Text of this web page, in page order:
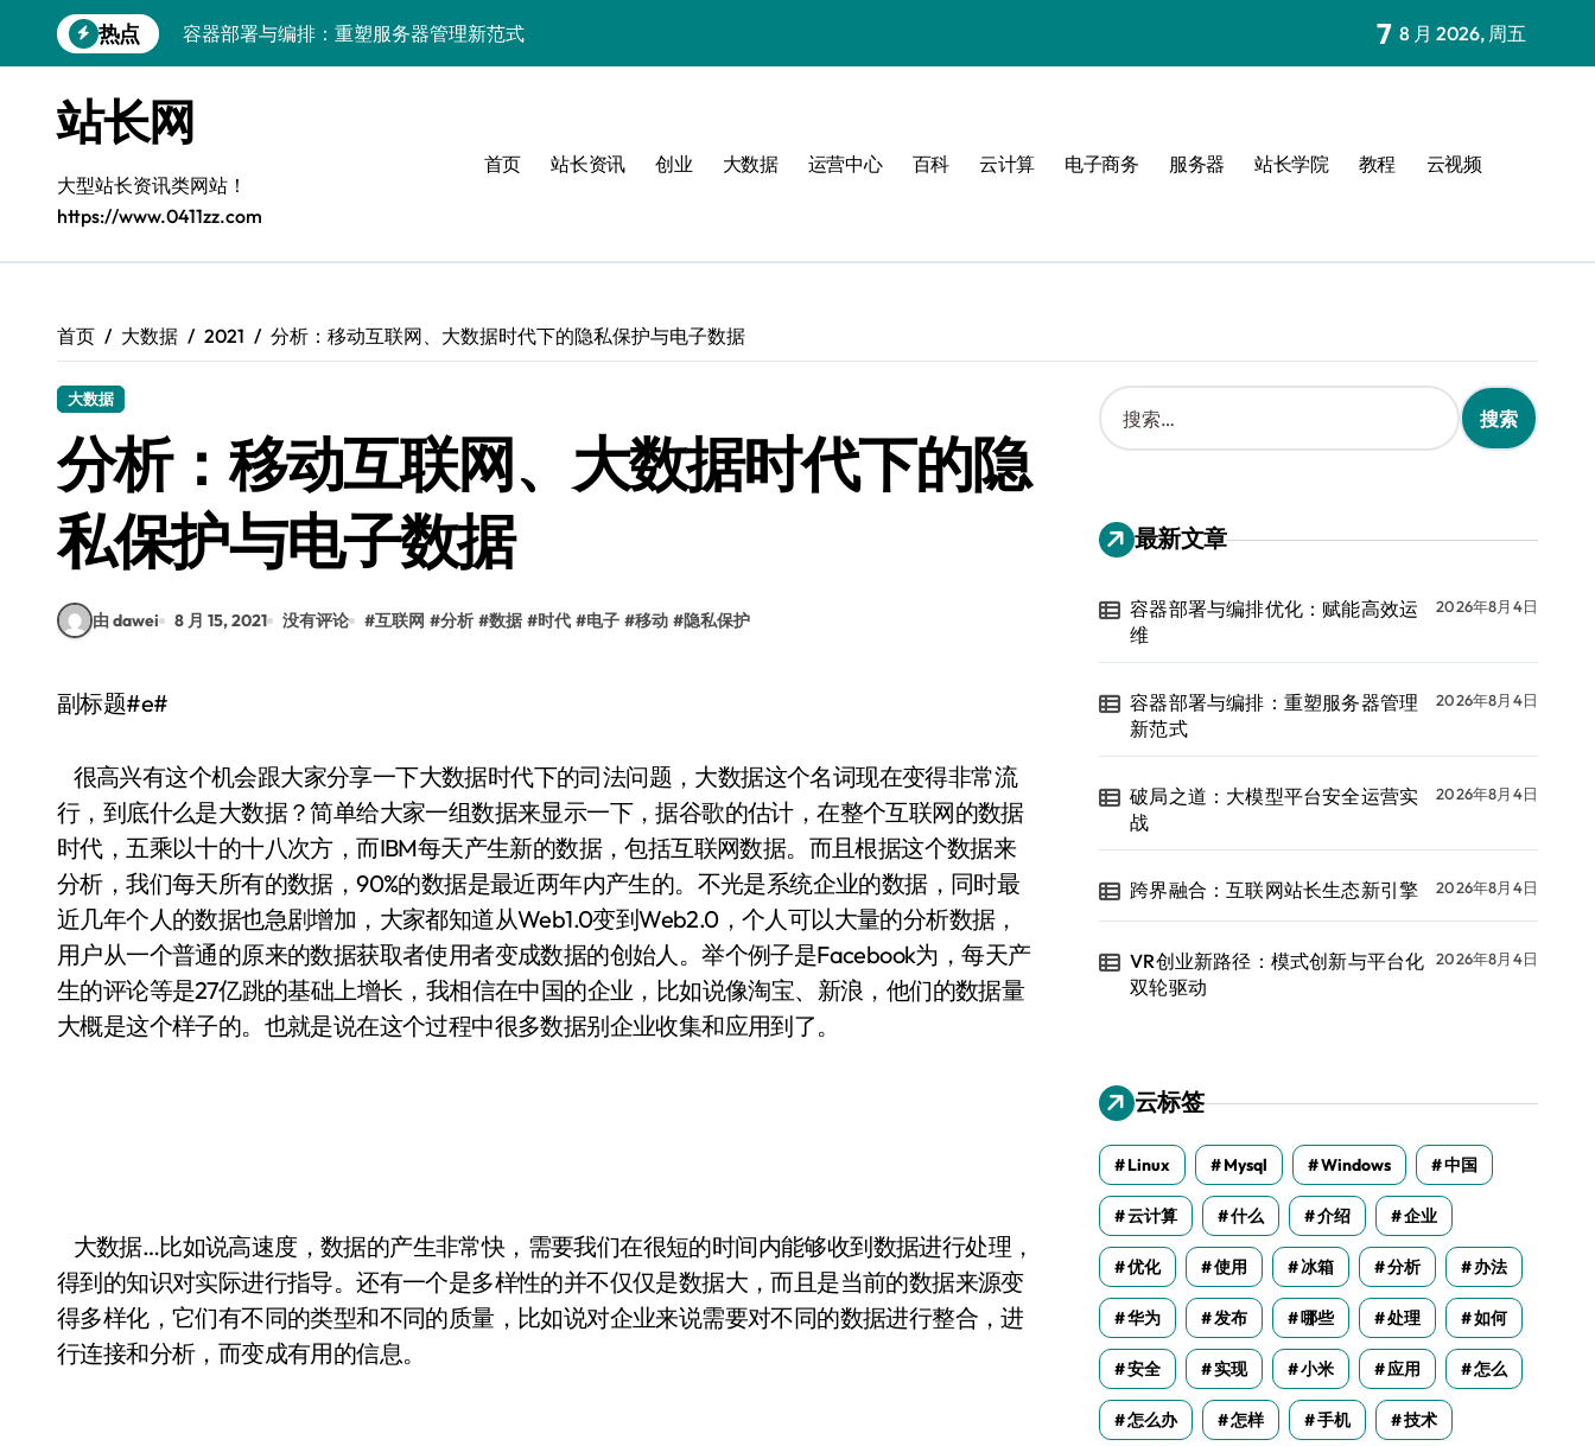
到
热点
容器部署与编排：重塑服务器管理新范式
跨界融合：互联网站长生态新引擎
VR创业新路径：模式创新与平台化双轮驱动
容器智能编排：释放服务器极致效能
模式革新驱动：平台生态创业实战指南
Android开发视角下的平台创业与运营实战
容器部署与编排优化：赋能高效运维
7 8 月 2026, 周五
站长网
大型站长资讯类网站！
https://www.0411zz.com
首页 站长资讯 创业 大数据 运营中心 百科 云计算 电子商务 服务器 站长学院 教程 云视频
首页 大数据 2021 分析：移动互联网、大数据时代下的隐私保护与电子数据
大数据
分析：移动互联网、大数据时代下的隐
私保护与电子数据
由 dawei 8 月 15, 2021 没有评论 #互联网 #分析 #数据 #时代 #电子 #移动 #隐私保护
副标题#e#
很高兴有这个机会跟大家分享一下大数据时代下的司法问题，大数据这个名词现在变得非常流
行，到底什么是大数据？简单给大家一组数据来显示一下，据谷歌的估计，在整个互联网的数据
时代，五乘以十的十八次方，而IBM每天产生新的数据，包括互联网数据。而且根据这个数据来
分析，我们每天所有的数据，90%的数据是最近两年内产生的。不光是系统企业的数据，同时最
近几年个人的数据也急剧增加，大家都知道从Web1.0变到Web2.0，个人可以大量的分析数据，
用户从一个普通的原来的数据获取者使用者变成数据的创始人。举个例子是Facebook为，每天产
生的评论等是27亿跳的基础上增长，我相信在中国的企业，比如说像淘宝、新浪，他们的数据量
大概是这个样子的。也就是说在这个过程中很多数据别企业收集和应用到了。
大数据…比如说高速度，数据的产生非常快，需要我们在很短的时间内能够收到数据进行处理，
得到的知识对实际进行指导。还有一个是多样性的并不仅仅是数据大，而且是当前的数据来源变
得多样化，它们有不同的类型和不同的质量，比如说对企业来说需要对不同的数据进行整合，进
行连接和分析，而变成有用的信息。
搜
索
：
最新文章
容器部署与编排优化：赋能高效运
维
2026年8月4日
容器部署与编排：重塑服务器管理
新范式
2026年8月4日
破局之道：大模型平台安全运营实
战
2026年8月4日
跨界融合：互联网站长生态新引擎 2026年8月4日
VR创业新路径：模式创新与平台化
双轮驱动
2026年8月4日
云标签
Linux Mysql Windows 中国
云计算 什么 介绍 企业
优化 使用 冰箱 分析 办法
华为 发布 哪些 处理 如何
安全 实现 小米 应用 怎么
怎么办 怎样 手机 技术